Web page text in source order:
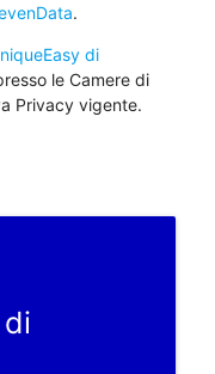
.
di
le Camere di
Privacy vigente.